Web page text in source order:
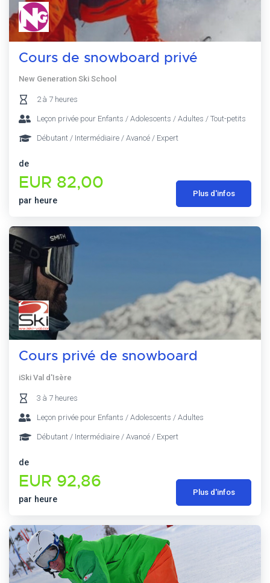
Cours de snowboard privé
New Generation Ski School
2 à 7 heures
Leçon privée pour Enfants / Adolescents / Adultes / Tout-petits
Débutant / Intermédiaire / Avancé / Expert
de
EUR 82,00
par heure
Plus d'infos
Cours privé de snowboard
iSki Val d'Isère
3 à 7 heures
Leçon privée pour Enfants / Adolescents / Adultes
Débutant / Intermédiaire / Avancé / Expert
de
EUR 92,86
par heure
Plus d'infos